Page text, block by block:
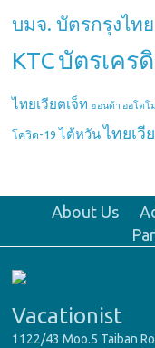
บมจ. บัตรกรุงไทย
KTCบัตรเคร
ไทยเวียตเจ็ท ฮอนด้า ออโตโ
โควิด-19 ไต้หวัน ไทยเวี
About Us
Vacationist
1122/43 Moo.5 Taiban